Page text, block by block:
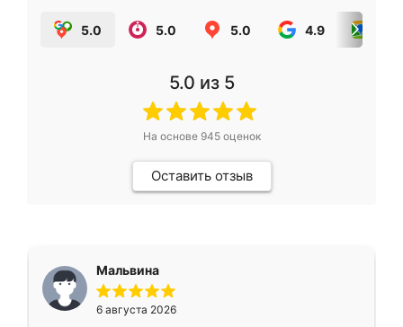
5.0 5.0 5.0 4.9
5.0 из 5
На основе 945оценок
Оставить отзыв
Мальвина
6 августа 2026